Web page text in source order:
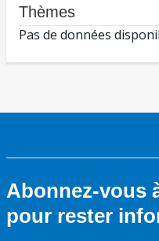
Thèmes
Pas de données
Abonnez-vous
pour rester